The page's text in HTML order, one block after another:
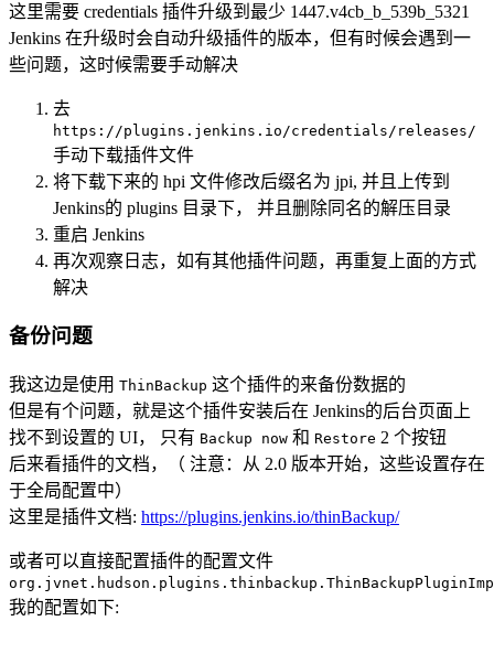
这里需要 credentials 插件升级到最少 1447.v4cb_b_539b_5321
Jenkins 在升级时会自动升级插件的版本，但有时候会遇到一
些问题，这时候需要手动解决
去
https://plugins.jenkins.io/credentials/releases/
手动下载插件文件
将下载下来的 hpi 文件修改后缀名为 jpi, 并且上传到
Jenkins的 plugins 目录下， 并且删除同名的解压目录
重启 Jenkins
再次观察日志，如有其他插件问题，再重复上面的方式
解决
备份问题
我这边是使用 ThinBackup 这个插件的来备份数据的
但是有个问题，就是这个插件安装后在 Jenkins的后台页面上
找不到设置的 UI， 只有 Backup now 和 Restore 2 个按钮
后来看插件的文档，（ 注意：从 2.0 版本开始，这些设置存在
于全局配置中）
这里是插件文档: https://plugins.jenkins.io/thinBackup/
或者可以直接配置插件的配置文件
我的配置如下: